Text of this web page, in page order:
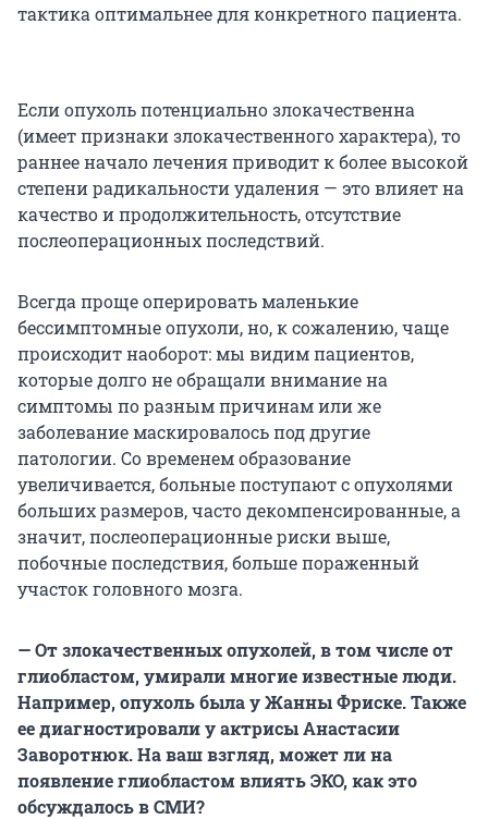
тактика оптимальнее для конкретного пациента.
Если опухоль потенциально злокачественна
(имеет признаки злокачественного характера), то
раннее начало лечения приводит к более высокой
степени радикальности удаления — это влияет на
качество и продолжительность, отсутствие
послеоперационных последствий.
Всегда проще оперировать маленькие
бессимптомные опухоли, но, к сожалению, чаще
происходит наоборот: мы видим пациентов,
которые долго не обращали внимание на
симптомы по разным причинам или же
заболевание маскировалось под другие
патологии. Со временем образование
увеличивается, больные поступают с опухолями
больших размеров, часто декомпенсированные, а
значит, послеоперационные риски выше,
побочные последствия, больше пораженный
участок головного мозга.
— От злокачественных опухолей, в том числе от
глиобластом, умирали многие известные люди.
Например, опухоль была у Жанны Фриске. Также
ее диагностировали у актрисы Анастасии
Заворотнюк. На ваш взгляд, может ли на
появление глиобластом влиять ЭКО, как это
обсуждалось в СМИ?